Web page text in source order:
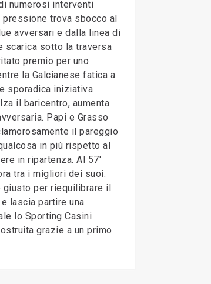
numerosi interventi
trova sbocco al
avversari e dalla linea di
scarica sotto la traversa
premio per uno
la Galcianese fatica a
sporadica iniziativa
il baricentro, aumenta
Papi e Grasso
il pareggio
in più rispetto al
in ripartenza. Al 57'
tra i migliori dei suoi.
giusto per riequilibrare il
lascia partire una
lo Sporting Casini
grazie a un primo